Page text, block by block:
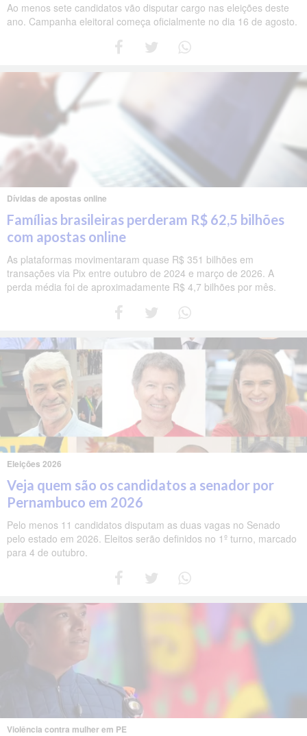
Ao menos sete candidatos vão disputar cargo nas eleições deste
ano. Campanha eleitoral começa oficialmente no dia 16 de agosto.
Dívidas de apostas online
Famílias brasileiras perderam R$ 62,5 bilhões
com apostas online
As plataformas movimentaram quase R$ 351 bilhões em
transações via Pix entre outubro de 2024 e março de 2026. A
perda média foi de aproximadamente R$ 4,7 bilhões por mês.
Eleições 2026
Veja quem são os candidatos a senador por
Pernambuco em 2026
Pelo menos 11 candidatos disputam as duas vagas no Senado
pelo estado em 2026. Eleitos serão definidos no 1º turno, marcado
para 4 de outubro.
Violência contra mulher em PE